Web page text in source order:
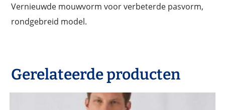
Vernieuwde mouwvorm voor verbeterde pasvorm,
rondgebreid model.
Gerelateerde producten